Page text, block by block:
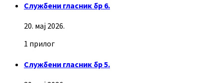
Службени гласник бр 6.
20. мај 2026.
1 прилог
Службени гласник бр 5.